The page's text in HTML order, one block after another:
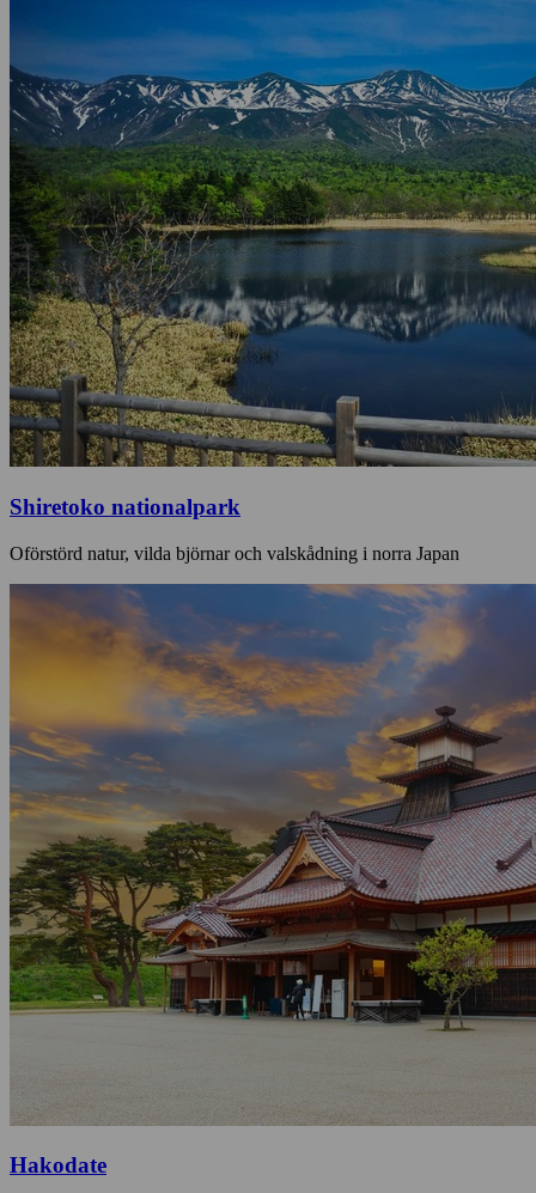
Shiretoko nationalpark
Oförstörd natur, vilda björnar och valskådning i norra Japan
Hakodate